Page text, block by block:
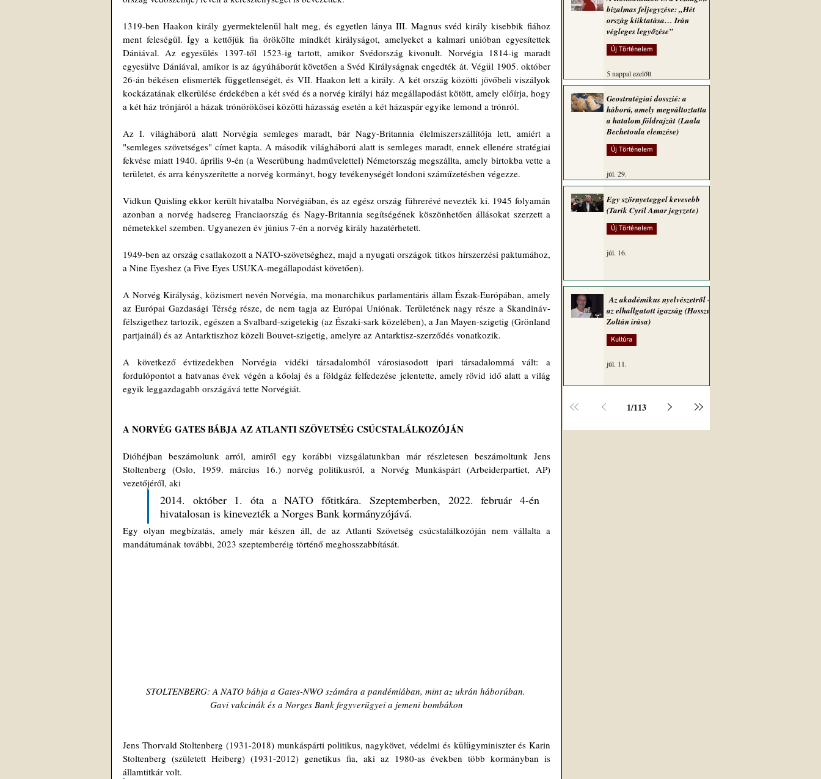
1319-ben Haakon király gyermektelenül halt meg, és egyetlen lánya III. Magnus svéd király kisebbik fiához
ment feleségül. Így a kettőjük fia örökölte mindkét királyságot, amelyeket a kalmari unióban egyesítettek
Dániával. Az egyesülés 1397-től 1523-ig tartott, amikor Svédország kivonult. Norvégia 1814-ig maradt
egyesülve Dániával, amikor is az ágyúháborút követően a Svéd Királyságnak engedték át. Végül 1905. október
26-án békésen elismerték függetlenségét, és VII. Haakon lett a király. A két ország közötti jövőbeli viszályok
kockázatának elkerülése érdekében a két svéd és a norvég királyi ház megállapodást kötött, amely előírja, hogy
a két ház trónjáról a házak trónörökösei közötti házasság esetén a két házaspár egyike lemond a trónról.
Az I. világháború alatt Norvégia semleges maradt, bár Nagy-Britannia élelmiszerszállítója lett, amiért a
"semleges szövetséges" címet kapta. A második világháború alatt is semleges maradt, ennek ellenére stratégiai
fekvése miatt 1940. április 9-én (a Weserübung hadművelettel) Németország megszállta, amely birtokba vette a
területet, és arra kényszerítette a norvég kormányt, hogy tevékenységét londoni száműzetésben végezze.
Vidkun Quisling ekkor került hivatalba Norvégiában, és az egész ország führerévé nevezték ki. 1945 folyamán
azonban a norvég hadsereg Franciaország és Nagy-Britannia segítségének köszönhetően állásokat szerzett a
németekkel szemben. Ugyanezen év június 7-én a norvég király hazatérhetett.
1949-ben az ország csatlakozott a NATO-szövetséghez, majd a nyugati országok titkos hírszerzési paktumához,
a Nine Eyeshez (a Five Eyes USUKA-megállapodást követően).
A Norvég Királyság, közismert nevén Norvégia, ma monarchikus parlamentáris állam Észak-Európában, amely
az Európai Gazdasági Térség része, de nem tagja az Európai Uniónak. Területének nagy része a Skandináv-
félszigethez tartozik, egészen a Svalbard-szigetekig (az Északi-sark közelében), a Jan Mayen-szigetig (Grönland
partjainál) és az Antarktiszhoz közeli Bouvet-szigetig, amelyre az Antarktisz-szerződés vonatkozik.
A következő évtizedekben Norvégia vidéki társadalomból városiasodott ipari társadalommá vált: a
fordulópontot a hatvanas évek végén a kőolaj és a földgáz felfedezése jelentette, amely rövid idő alatt a világ
egyik leggazdagabb országává tette Norvégiát.
A NORVÉG GATES BÁBJA AZ ATLANTI SZÖVETSÉG CSÚCSTALÁLKOZÓJÁN
Dióhéjban beszámolunk arról, amiről egy korábbi vizsgálatunkban már részletesen beszámoltunk Jens
Stoltenberg (Oslo, 1959. március 16.) norvég politikusról, a Norvég Munkáspárt (Arbeiderpartiet, AP)
vezetőjéről, aki
2014. október 1. óta a NATO főtitkára. Szeptemberben, 2022. február 4-én
hivatalosan is kinevezték a Norges Bank kormányzójává.
Egy olyan megbízatás, amely már készen áll, de az Atlanti Szövetség csúcstalálkozóján nem vállalta a
mandátumának további, 2023 szeptemberéig történő meghosszabbítását.
STOLTENBERG: A NATO bábja a Gates-NWO számára a pandémiában, mint az ukrán háborúban.
Gavi vakcinák és a Norges Bank fegyverügyei a jemeni bombákon
Jens Thorvald Stoltenberg (1931-2018) munkáspárti politikus, nagykövet, védelmi és külügyminiszter és Karin
Stoltenberg (született Heiberg) (1931-2012) genetikus fia, aki az 1980-as években több kormányban is
államtitkár volt.
bizalmas feljegyzése: „Hét
ország kiiktatása… Irán
végleges legyőzése”
Új Történelem
5 nappal ezelőtt
Geostratégiai dosszié: a
háború, amely megváltoztatta
a hatalom földrajzát (Laala
Bechetoula elemzése)
Új Történelem
júl. 29.
Egy szörnyeteggel kevesebb
(Tarik Cyril Amar jegyzete)
Új Történelem
júl. 16.
Az akadémikus nyelvészetről –
az elhallgatott igazság (Hosszú
Zoltán írása)
Kultúra
júl. 11.
1/113